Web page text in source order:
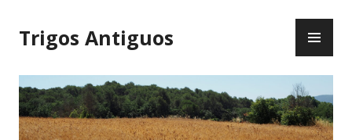
Trigos Antiguos